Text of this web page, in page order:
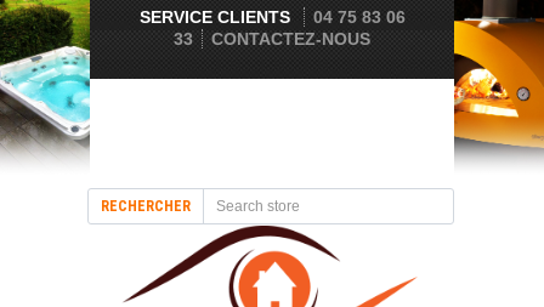
SERVICE CLIENTS
04 75 83 06
33
CONTACTEZ-NOUS
RECHERCHER